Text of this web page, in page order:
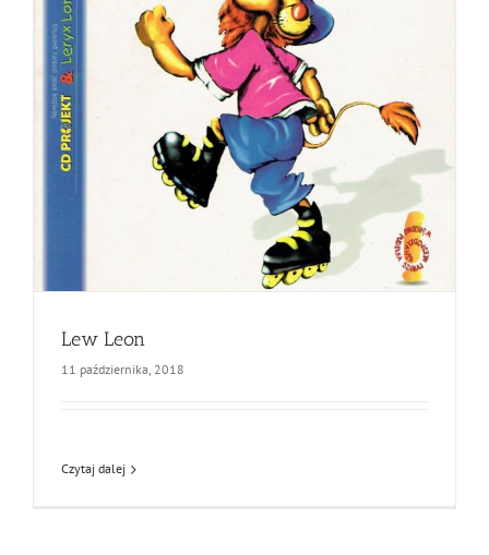
Lew Leon
11 października, 2018
Czytaj dalej